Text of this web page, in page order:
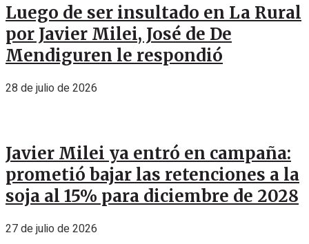
Luego de ser insultado en La Rural
por Javier Milei, José de De
Mendiguren le respondió
28 de julio de 2026
Javier Milei ya entró en campaña:
prometió bajar las retenciones a la
soja al 15% para diciembre de 2028
27 de julio de 2026